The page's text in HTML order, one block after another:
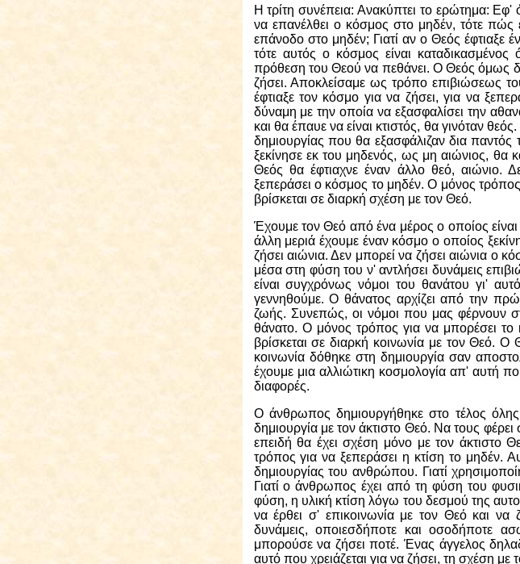
Η τρίτη συνέπεια: Ανακύπτει το ερώτημα: Εφ'
να επανέλθει ο κόσμος στο μηδέν, τότε πώς
επάνοδο στο μηδέν; Γιατί αν ο Θεός έφτιαξε
τότε αυτός ο κόσμος είναι
πρόθεση του Θεού να πεθάνει. Ο Θεός όμως
ζήσει. Αποκλείσαμε ως τρόπο επιβιώσεως
έφτιαξε τον κόσμο για να ζήσει, για να
δύναμη με την οποία να εξασφαλίσει την
και θα έπαυε να είναι κτιστός, θα γινόταν
δημιουργίας που θα εξασφάλιζαν δια
ξεκίνησε εκ του μηδενός, ως μη αιώνιος, θα
Θεός θα έφτιαχνε έναν άλλο θεό, αιώνιο.
ξεπεράσει ο κόσμος το μηδέν. Ο μόνος τρόπος
βρίσκεται σε διαρκή σχέση με τον Θεό.
Έχουμε τον Θεό από ένα μέρος ο οποίος
άλλη μεριά έχουμε έναν κόσμο ο οποίος
ζήσει αιώνια. Δεν μπορεί να ζήσει αιώνια ο
μέσα στη φύση του ν' αντλήσει δυνάμεις
είναι συγχρόνως νόμοι του θανάτου γι'
γεννηθούμε. Ο θάνατος αρχίζει από την
ζωής. Συνεπώς, οι νόμοι που μας φέρνουν
θάνατο. Ο μόνος τρόπος για να μπορέσει το
βρίσκεται σε διαρκή κοινωνία με τον Θεό.
κοινωνία δόθηκε στη δημιουργία σαν
έχουμε μια αλλιώτικη κοσμολογία απ' αυτή
διαφορές.
Ο άνθρωπος δημιουργήθηκε στο τέλος
δημιουργία με τον άκτιστο Θεό. Να τους
επειδή θα έχει σχέση μόνο με τον άκτιστο
τρόπος για να ξεπεράσει η κτίση το μηδέν.
δημιουργίας του ανθρώπου. Γιατί
Γιατί ο άνθρωπος έχει από τη φύση του
φύση, η υλική κτίση λόγω του δεσμού της
να έρθει σ' επικοινωνία με τον Θεό και να
δυνάμεις, οποιεσδήποτε και οσοδήποτε
μπορούσε να ζήσει ποτέ. Ένας άγγελος
αυτό που χρειάζεται για να ζήσει, τη σχέση με